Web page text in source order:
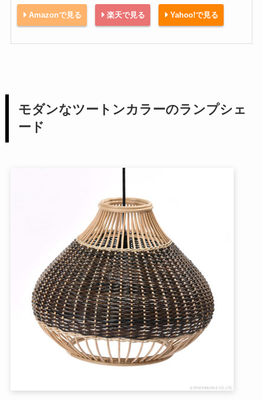
Amazonで見る 楽天で見る Yahoo!で見る
モダンなツートンカラーのランプシェ
ード